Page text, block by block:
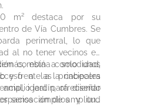
m² destaca por su
de Vía Cumbres. Se
perimetral, lo que
al no tener vecinos en
está a solo unos
y frente a la cabecera
jardín, ofreciendo
sensación de amplitud
combina comodidad,
a las principales
ideal para diseñar
amplios y una